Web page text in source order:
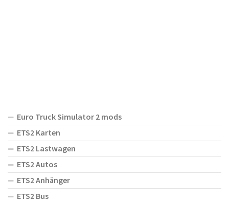
Euro Truck Simulator 2 mods
ETS2 Karten
ETS2 Lastwagen
ETS2 Autos
ETS2 Anhänger
ETS2 Bus